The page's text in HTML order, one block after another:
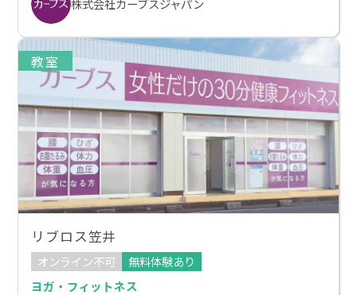
株式会社カーブスジャパン
教室
リブロス笠井
オンライン不可
無料体験あり
ヨガ・フィットネス